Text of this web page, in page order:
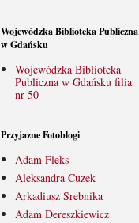
Wojewódzka Biblioteka Publiczna
w Gdańsku
Wojewódzka Biblioteka
Publiczna w Gdańsku filia
nr 50
Przyjazne Fotoblogi
Adam Fleks
Aleksandra Cuzek
Arkadiusz Srebnika
Adam Dereszkiewicz